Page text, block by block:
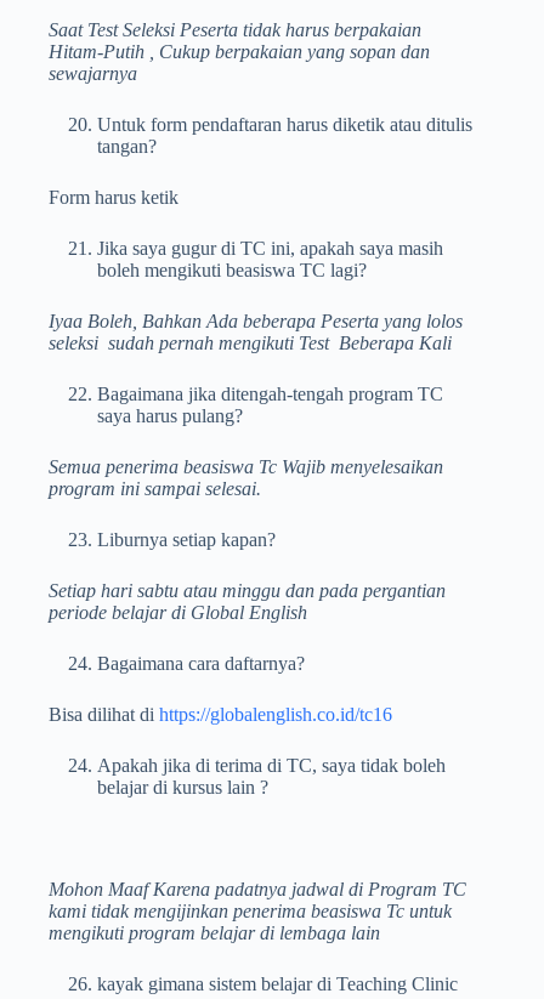
Saat Test Seleksi Peserta tidak harus berpakaian
Hitam-Putih , Cukup berpakaian yang sopan dan
sewajarnya
Untuk form pendaftaran harus diketik atau ditulis
tangan?
Form harus ketik
Jika saya gugur di TC ini, apakah saya masih
boleh mengikuti beasiswa TC lagi?
Iyaa Boleh, Bahkan Ada beberapa Peserta yang lolos
seleksi sudah pernah mengikuti Test Beberapa Kali
Bagaimana jika ditengah-tengah program TC
saya harus pulang?
Semua penerima beasiswa Tc Wajib menyelesaikan
program ini sampai selesai.
Liburnya setiap kapan?
Setiap hari sabtu atau minggu dan pada pergantian
periode belajar di Global English
Bagaimana cara daftarnya?
Bisa dilihat di https://globalenglish.co.id/tc16
Apakah jika di terima di TC, saya tidak boleh
belajar di kursus lain ?
Mohon Maaf Karena padatnya jadwal di Program TC
kami tidak mengijinkan penerima beasiswa Tc untuk
mengikuti program belajar di lembaga lain
kayak gimana sistem belajar di Teaching Clinic